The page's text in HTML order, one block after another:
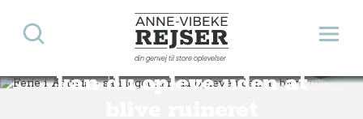
Anne-Vibeke Rejser
din genvej til store oplevelser
Åbn
Søg
Ferie i Aarhus - så meget
kan du opleve uden at
Destinationer Europa Danmark Ferie i Aarhus - så meget kan du opleve uden at blive ruineret